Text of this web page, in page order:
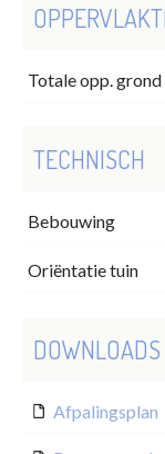
Totale opp. grond
TECHNISCH
Bebouwing
Oriëntatie tuin
DOWNLOADS
Afpalingsplan